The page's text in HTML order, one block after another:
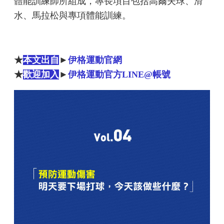
水、馬拉松與專項體能訓練。
★本文出自 ►伊格運動官網
★歡迎加入 ►伊格運動官方LINE@帳號